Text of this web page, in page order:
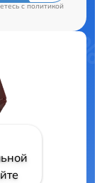
cполитикой